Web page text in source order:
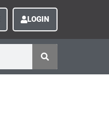
LOGIN